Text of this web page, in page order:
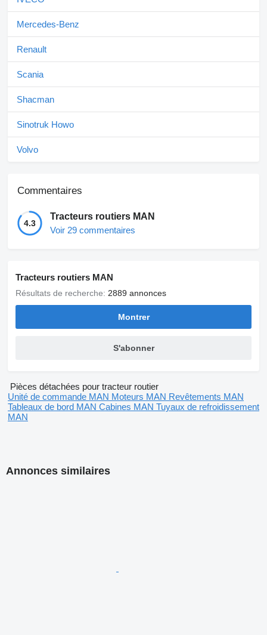
Mercedes-Benz
Renault
Scania
Shacman
Sinotruk Howo
Volvo
Commentaires
4.3
Tracteurs routiers MAN
Voir 29 commentaires
Tracteurs routiers MAN
Résultats de recherche: 2889 annonces
Montrer
S'abonner
Pièces détachées pour tracteur routier
Unité de commande MAN Moteurs MAN Revêtements MAN
Tableaux de bord MAN Cabines MAN Tuyaux de refroidissement
MAN
Annonces similaires